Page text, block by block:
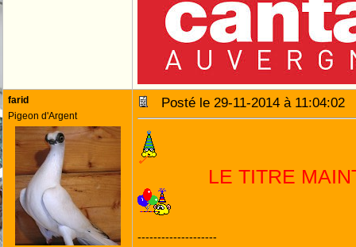
farid
Pigeon d'Argent
Posté le 29-11-2014 à 11:04:02
--------------------